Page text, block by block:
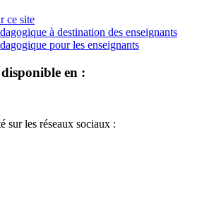
ce site
à destination des enseignants
pour les enseignants
disponible en :
sur les réseaux sociaux :